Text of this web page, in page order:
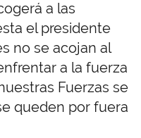
a las
el presidente
no se acojan al
a la fuerza
Fuerzas se
queden por fuera